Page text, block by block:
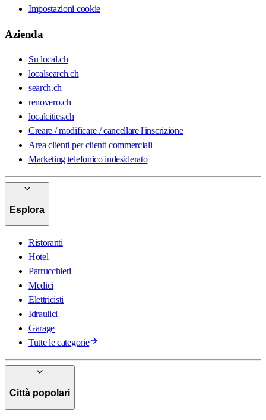
Impostazioni cookie
Azienda
Su local.ch
localsearch.ch
search.ch
renovero.ch
localcities.ch
Creare / modificare / cancellare l'inscrizione
Area clienti per clienti commerciali
Marketing telefonico indesiderato
Esplora
Ristoranti
Hotel
Parrucchieri
Medici
Elettricisti
Idraulici
Garage
Tutte le categorie
Città popolari